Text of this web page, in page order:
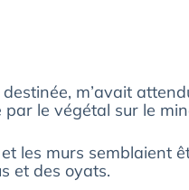
destinée, m’avait
le végétal sur le
les murs semblaient
et des oyats.